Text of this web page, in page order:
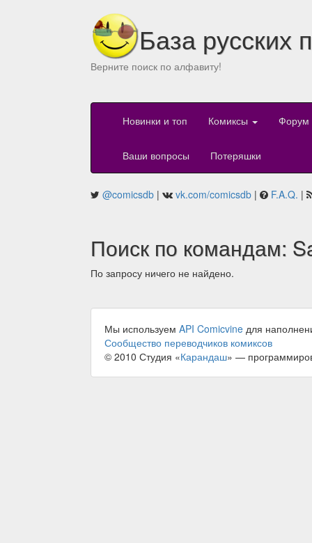
База русских
Верните поиск по алфавиту!
Новинки и топ Комиксы Форум
Ваши вопросы Потеряшки
@comicsdb | vk.com/comicsdb | F.A.Q. |
Поиск по командам:
По запросу ничего не найдено.
Мы используем API Comicvine для
Сообщество переводчиков комиксов
© 2010 Студия «Карандаш» —